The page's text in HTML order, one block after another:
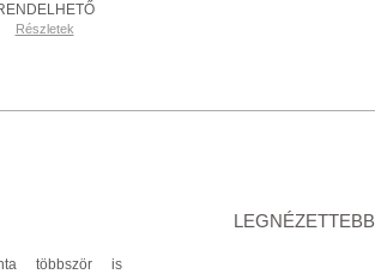
Részletek
többször is
LEGNÉZETTEBB